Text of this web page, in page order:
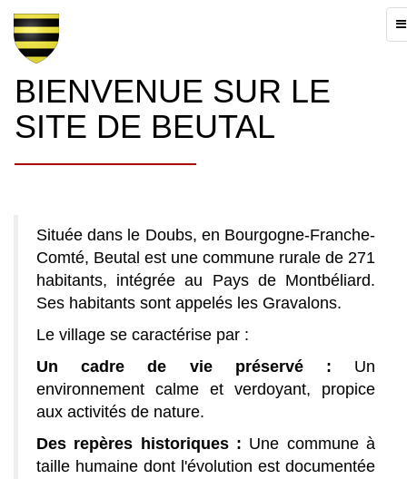
BIENVENUE SUR LE
SITE DE BEUTAL
Située dans le Doubs, en Bourgogne-Franche-
Comté, Beutal est une commune rurale de 271
habitants, intégrée au Pays de Montbéliard.
Ses habitants sont appelés les Gravalons.
Le village se caractérise par :
Un cadre de vie préservé : Un
environnement calme et verdoyant, propice
aux activités de nature.
Des repères historiques : Une commune à
taille humaine dont l'évolution est documentée